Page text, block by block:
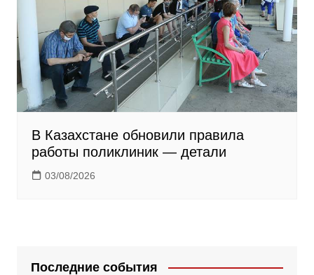
В Казахстане обновили правила
работы поликлиник — детали
03/08/2026
Последние события